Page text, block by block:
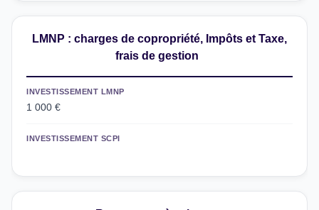
LMNP : charges de copropriété, Impôts et Taxe,
frais de gestion
INVESTISSEMENT LMNP
1 000 €
INVESTISSEMENT SCPI